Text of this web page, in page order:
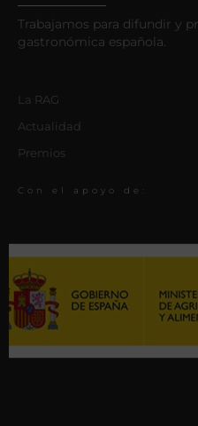
Trabajamos para difundir y
gastronómica española.
La RAG
Actualidad
Premios
Con el apoyo de: